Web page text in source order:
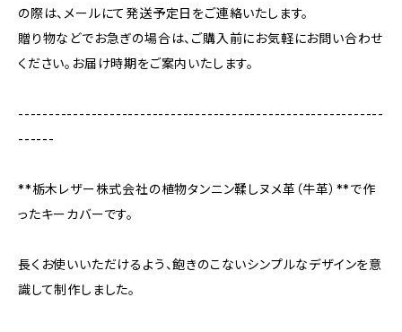
の際は、メールにて発送予定日をご連絡いたします。
贈り物などでお急ぎの場合は、ご購入前にお気軽にお問い合わせ
ください。お届け時期をご案内いたします。
------------------------------------------------------------
------
**栃木レザー株式会社の植物タンニン鞣しヌメ革（牛革）**で作
ったキーカバーです。
長くお使いいただけるよう、飽きのこないシンプルなデザインを意
識して制作しました。